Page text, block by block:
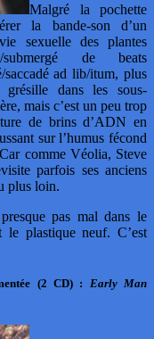
Malgré la pochette
la bande-son d’un
sexuelle des plantes
de beats
ad lib/itum, plus
grésille dans les sous-
mais c’est un peu trop
de brins d’ADN en
sur l’humus fécond
comme Véolia, Steve
parfois ses anciens
plus loin.
pas mal dans le
le plastique neuf. C’est
(2 CD) : Early Man